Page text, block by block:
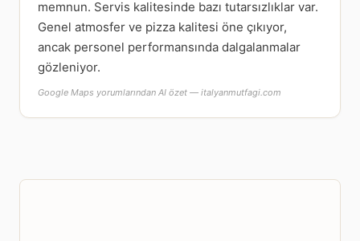
memnun. Servis kalitesinde bazı tutarsızlıklar var.
Genel atmosfer ve pizza kalitesi öne çıkıyor,
ancak personel performansında dalgalanmalar
gözleniyor.
Google Maps yorumlarından AI özet — italyanmutfagi.com